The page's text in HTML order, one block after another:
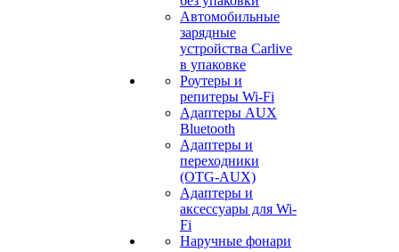
Автомобильные
зарядные
устройства Carlive
в упаковке
Роутеры и
репитеры Wi-Fi
Адаптеры AUX
Bluetooth
Адаптеры и
переходники
(OTG-AUX)
Адаптеры и
аксессуары для Wi-
Fi
Наручные фонари